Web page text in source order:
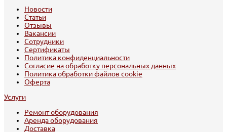
Новости
Статьи
Отзывы
Вакансии
Сотрудники
Сертификаты
Политика конфиденциальности
Согласие на обработку персональных данных
Политика обработки файлов cookie
Оферта
Услуги
Ремонт оборудования
Аренда оборудования
Доставка